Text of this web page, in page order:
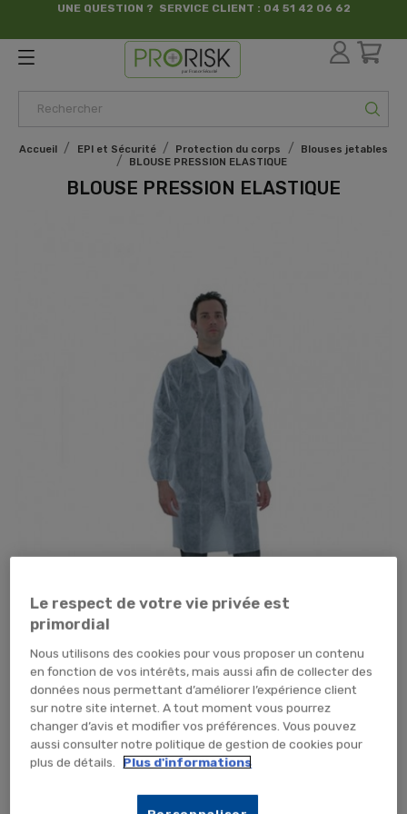
UNE QUESTION ? SERVICE CLIENT : 04 51 42 06 62
par France Sécurité
Accueil EPI et Sécurité Protection du corps
Blouses jetables
BLOUSE PRESSION ELASTIQUE
BLOUSE PRESSION ELASTIQUE
Tap pour zoomer
Le respect de votre vie privée est
primordial
Nous utilisons des cookies pour vous proposer un contenu
en fonction de vos intérêts, mais aussi afin de collecter des
données nous permettant d’améliorer l’expérience client
sur notre site internet. A tout moment vous pourrez
changer d’avis et modifier vos préférences. Vous pouvez
aussi consulter notre politique de gestion de cookies pour
plus de détails.
Plus d'informations